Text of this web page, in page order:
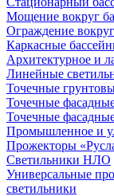
Мощение вокруг
Ограждение
Каркасные
Архитектурное и
Линейные
Точечные
Точечные
Точечные
Промышленное и
Прожекторы
Светильники НЛО
Универсальные
светильники